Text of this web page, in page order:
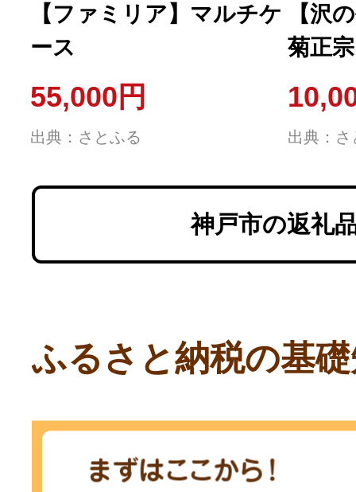
【ファミリア】マルチケ
ース
55,000円
出典：さとふる
【沢
菊正
神戸
ト
出典：さ
神戸市の返礼
ふるさと納税の基